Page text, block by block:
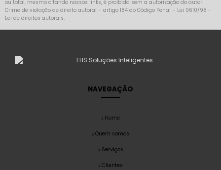
ou total, mesmo citando nossos links, é proibida sem a autorização do autor.
Crime de violação de direito autoral – artigo 184 do Código Penal – Lei 9610/98 -
Lei de direitos autorais.
NAVEGAÇÃO
Home
Quem somos
Serviços
Clientes